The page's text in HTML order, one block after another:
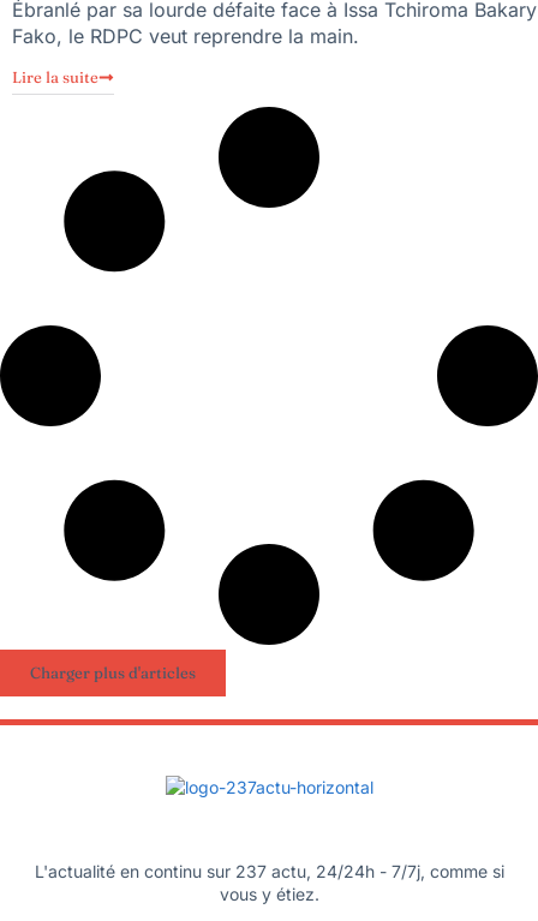
Ébranlé par sa lourde défaite face à Issa Tchiroma
Fako, le RDPC veut reprendre la main.
Lire la suite
Charger plus d'articles
L'actualité en continu sur 237 actu, 24/24h - 7/7j, comme si
vous y étiez.